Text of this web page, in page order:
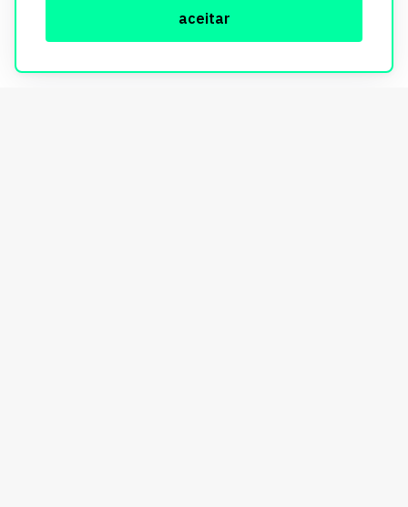
aceitar
© Copyright Imobi Report. Todos os direitos reservados.
Política de privacidade
mobister